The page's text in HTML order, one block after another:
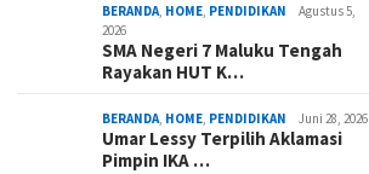
BERANDA HOME PENDIDIKAN
Agustus 5,
2026
SMA Negeri 7 Maluku Tengah
Rayakan HUT K…
BERANDA HOME PENDIDIKAN Juni 28, 2026
Umar Lessy Terpilih Aklamasi
Pimpin IKA …